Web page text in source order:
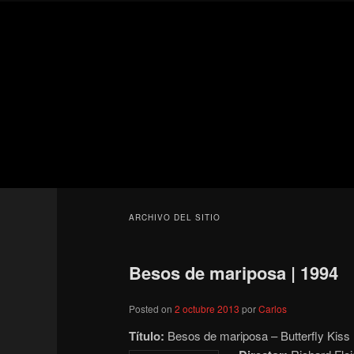
ARCHIVO DEL SITIO
Besos de mariposa | 1994
Posted on2 octubre 2013 porCarlos
Título: Besos de mariposa – Butterfly Kiss